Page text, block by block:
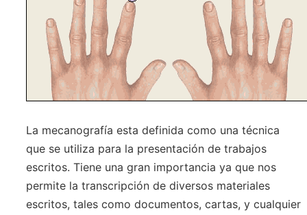
La mecanografía esta definida como una técnica
que se utiliza para la presentación de trabajos
escritos. Tiene una gran importancia ya que nos
permite la transcripción de diversos materiales
escritos, tales como documentos, cartas, y cualquier